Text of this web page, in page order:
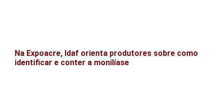
Na Expoacre, Idaf orienta produtores sobre como
identificar e conter a monilíase